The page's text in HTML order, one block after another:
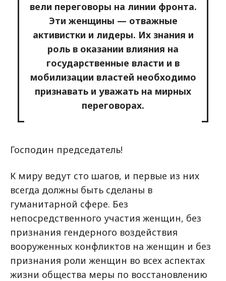
вели переговоры на линии фронта.
Эти женщины — отважные
активистки и лидеры. Их знания и
роль в оказании влияния на
государственные власти и в
мобилизации властей необходимо
признавать и уважать на мирных
переговорах.
Господин председатель!
К миру ведут сто шагов, и первые из них
всегда должны быть сделаны в
гуманитарной сфере. Без
непосредственного участия женщин, без
признания гендерного воздействия
вооруженных конфликтов на женщин и без
признания роли женщин во всех аспектах
жизни общества меры по восстановлению